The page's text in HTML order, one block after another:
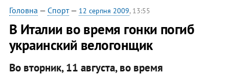
Головна — Спорт— 12 серпня 2009, 13:55
В Италии во время гонки погиб
украинский велогонщик
Во вторник, 11 августа, во время